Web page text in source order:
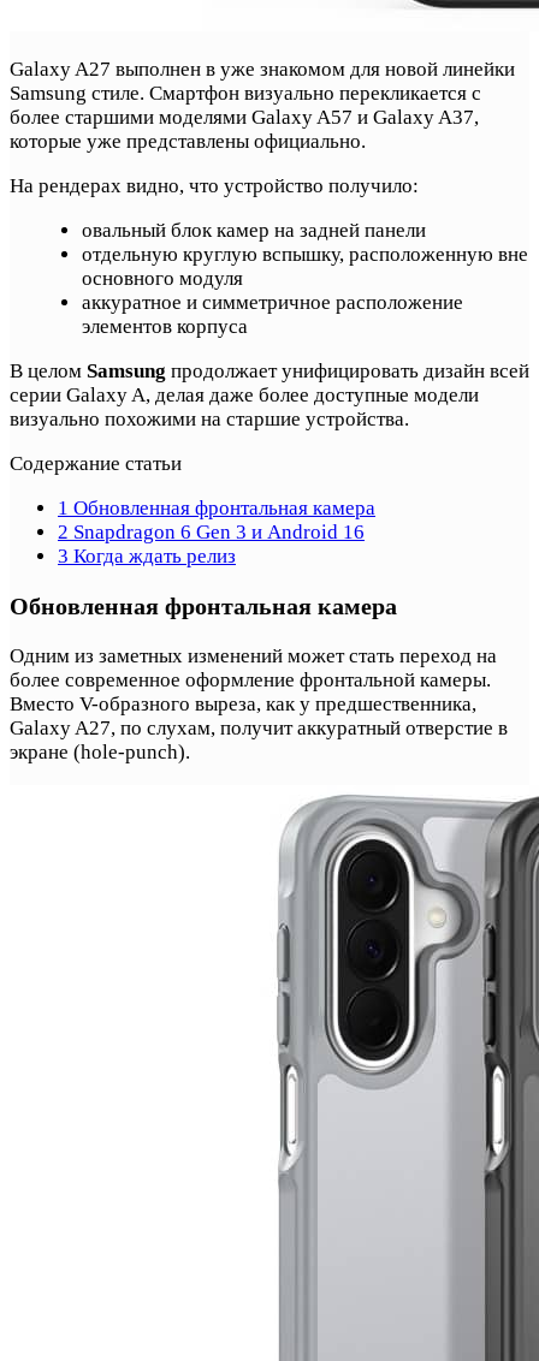
Galaxy A27 выполнен в уже знакомом для новой линейки
Samsung стиле. Смартфон визуально перекликается с
более старшими моделями Galaxy A57 и Galaxy A37,
которые уже представлены официально.
На рендерах видно, что устройство получило:
овальный блок камер на задней панели
отдельную круглую вспышку, расположенную вне
основного модуля
аккуратное и симметричное расположение
элементов корпуса
В целом Samsung продолжает унифицировать дизайн всей
серии Galaxy A, делая даже более доступные модели
визуально похожими на старшие устройства.
Содержание статьи
1 Обновленная фронтальная камера
2 Snapdragon 6 Gen 3 и Android 16
3 Когда ждать релиз
Обновленная фронтальная камера
Одним из заметных изменений может стать переход на
более современное оформление фронтальной камеры.
Вместо V-образного выреза, как у предшественника,
Galaxy A27, по слухам, получит аккуратный отверстие в
экране (hole-punch).